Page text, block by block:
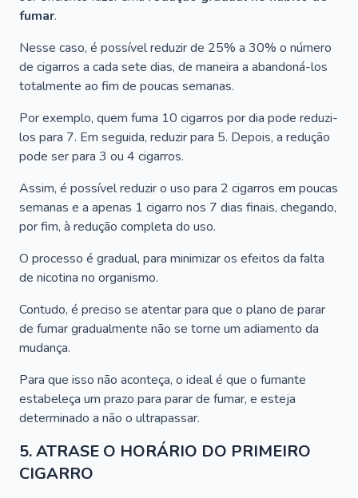
fumar.
Nesse caso, é possível reduzir de 25% a 30% o número
de cigarros a cada sete dias, de maneira a abandoná-los
totalmente ao fim de poucas semanas.
Por exemplo, quem fuma 10 cigarros por dia pode reduzi-
los para 7. Em seguida, reduzir para 5. Depois, a redução
pode ser para 3 ou 4 cigarros.
Assim, é possível reduzir o uso para 2 cigarros em poucas
semanas e a apenas 1 cigarro nos 7 dias finais, chegando,
por fim, à redução completa do uso.
O processo é gradual, para minimizar os efeitos da falta
de nicotina no organismo.
Contudo, é preciso se atentar para que o plano de parar
de fumar gradualmente não se torne um adiamento da
mudança.
Para que isso não aconteça, o ideal é que o fumante
estabeleça um prazo para parar de fumar, e esteja
determinado a não o ultrapassar.
5. ATRASE O HORÁRIO DO PRIMEIRO
CIGARRO